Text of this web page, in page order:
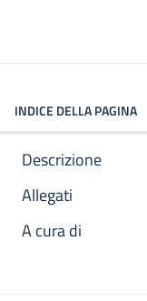
INDICE DELLA PAGINA
Descrizione
Allegati
A cura di